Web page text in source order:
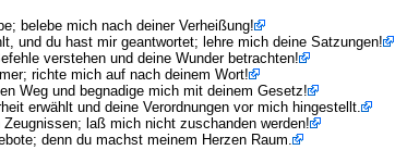
belebe mich nach deiner Verheißung!
und du hast mir geantwortet; lehre mich deine Satzungen!
verstehen und deine Wunder betrachten!
richte mich auf nach deinem Wort!
Weg und begnadige mich mit deinem Gesetz!
erwählt und deine Verordnungen vor mich hingestellt.
Zeugnissen; laß mich nicht zuschanden werden!
denn du machst meinem Herzen Raum.